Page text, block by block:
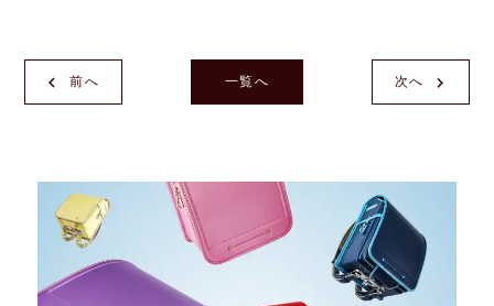
前へ 次へ
一覧へ